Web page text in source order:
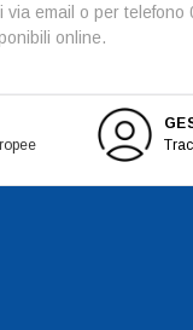
email o per telefono
online.